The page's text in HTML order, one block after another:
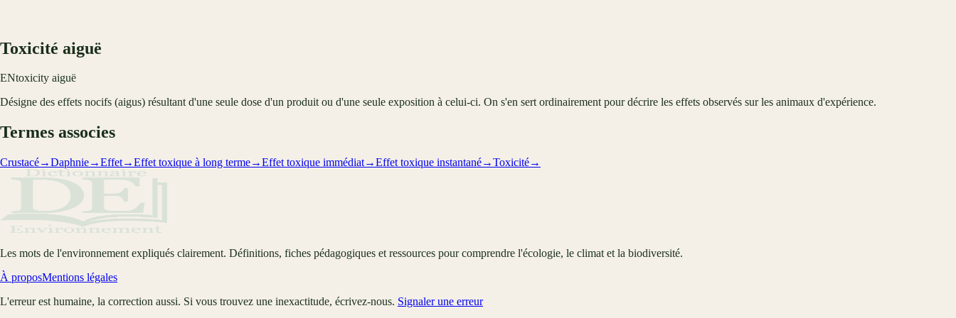
Toxicité aiguë
ENtoxicity aiguë
Désigne des effets nocifs (aigus) résultant d'une seule dose d'un produit ou d'une seule exposition à celui-ci. On s'en sert ordinairement pour décrire les effets observés sur les animaux d'expérience.
Termes associes
Crustacé→Daphnie→Effet→Effet toxique à long terme→Effet toxique immédiat→Effet toxique instantané→Toxicité→
Les mots de l'environnement expliqués clairement. Définitions, fiches pédagogiques et ressources pour comprendre l'écologie, le climat et la biodiversité.
À proposMentions légales
L'erreur est humaine, la correction aussi. Si vous trouvez une inexactitude, écrivez-nous. Signaler une erreur